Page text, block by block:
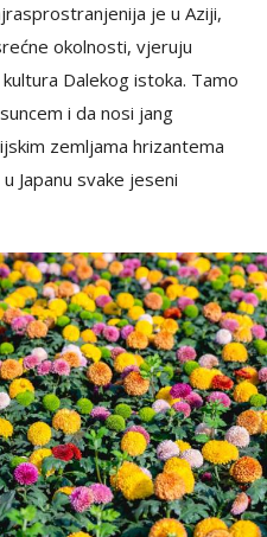
je u Aziji,
okolnosti, vjeruju
Dalekog istoka. Tamo
i da nosi jang
zemljama hrizantema
Japanu svake jeseni